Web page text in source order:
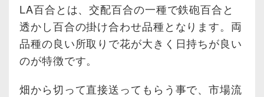
LA百合とは、交配百合の一種で鉄砲百合と
透かし百合の掛け合わせ品種となります。両
品種の良い所取りで花が大きく日持ちが良い
のが特徴です。
畑から切って直接送ってもらう事で、市場流